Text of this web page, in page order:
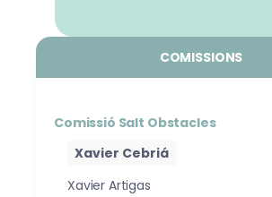
COMISSIONS
Comissió Salt Obstacles
Xavier Cebriá
Xavier Artigas